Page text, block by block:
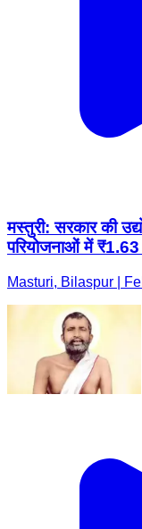
मस्तुरी: सरकार की
परियोजनाओं में
Masturi, Bilaspur |